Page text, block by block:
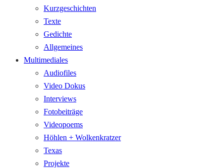
Kurzgeschichten
Texte
Gedichte
Allgemeines
Multimediales
Audiofiles
Video Dokus
Interviews
Fotobeiträge
Videopoems
Höhlen + Wolkenkratzer
Texas
Projekte